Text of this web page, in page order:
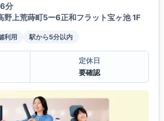
分
野上荒蒔町5ー6正和フラット宝ヶ池 1F
利用 駅から5分以内
定休日
要確認